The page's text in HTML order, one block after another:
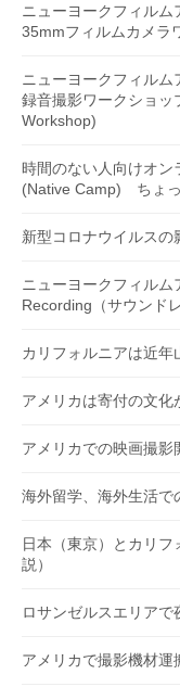
ニューヨークフィル
35mmフィルムカメラ
ニューヨークフィル
録音撮影ワークショ
Workshop)
時間のない人向けオ
(Native Camp) ちょ
新型コロナウイルス
ニューヨークフィル
Recording（サウンド
カリフォルニアは近年
アメリカは寄付の文化
アメリカでの映画撮
海外留学、海外生活で
日本（東京）とカリ
説）
ロサンゼルスエリアで
アメリカで撮影機材運